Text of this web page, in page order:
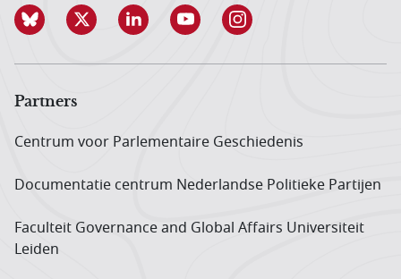
Partners
Centrum voor Parlementaire Geschiedenis
Documentatie centrum Neder­landse Politieke Partijen
Faculteit Governance and Global Affairs Universiteit
Leiden